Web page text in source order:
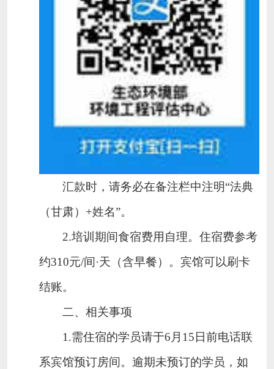
汇款时，请务必在备注栏中注明“法典
（甘肃） +姓名”。
2.培训期间食宿费用自理。住宿费参考
约310元/间·天（含早餐）
。宾馆可以刷卡
结账。
二、相关事项
1.需住宿的学员请于6月15日前电话联
系宾馆预订房间。逾期未预订的学员，如